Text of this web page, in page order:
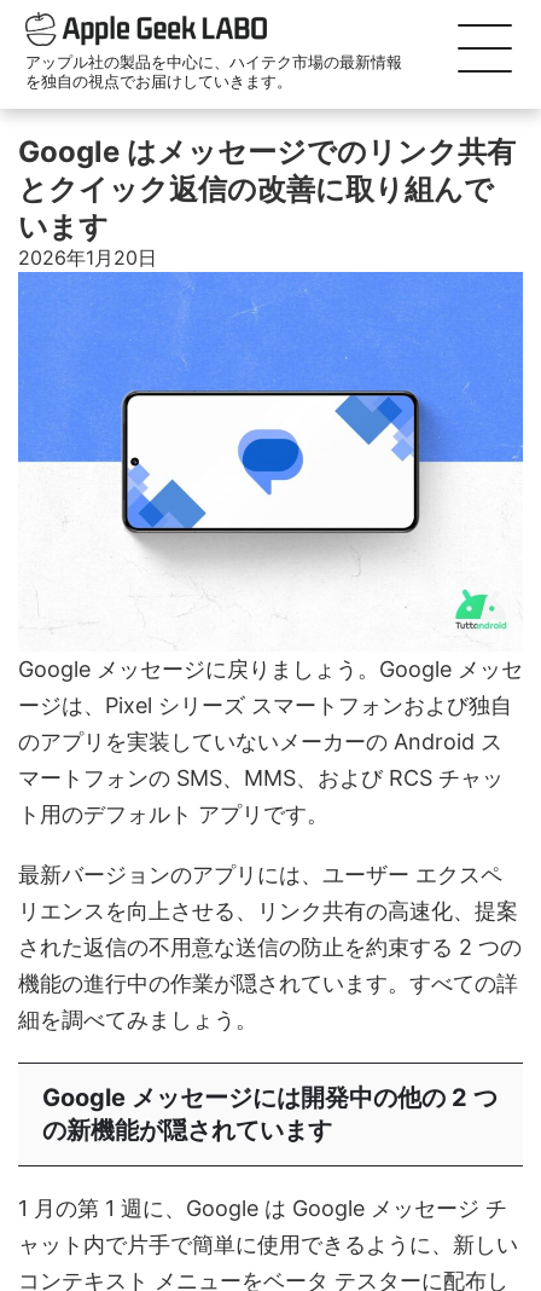
アップル社の製品を中心に、ハイテク市場の最新情報
を独自の視点でお届けしていきます。
Google はメッセージでのリンク共有
とクイック返信の改善に取り組んで
います
2026年1月20日
Google メッセージに戻りましょう。Google メッセ
ージは、Pixel シリーズ スマートフォンおよび独自
のアプリを実装していないメーカーの Android ス
マートフォンの SMS、MMS、および RCS チャッ
ト用のデフォルト アプリです。
最新バージョンのアプリには、ユーザー エクスペ
リエンスを向上させる、リンク共有の高速化、提案
された返信の不用意な送信の防止を約束する 2 つの
機能の進行中の作業が隠されています。すべての詳
細を調べてみましょう。
Google メッセージには開発中の他の 2 つ
の新機能が隠されています
1 月の第 1 週に、Google は Google メッセージ チ
ャット内で片手で簡単に使用できるように、新しい
コンテキスト メニューをベータ テスターに​​配布し